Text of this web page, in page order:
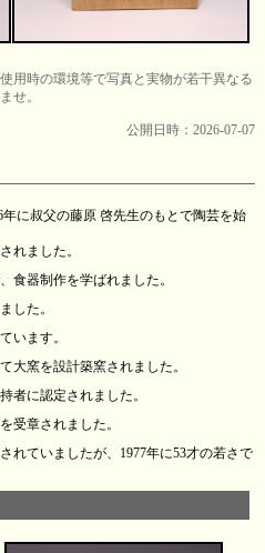
用時の環境等で写真と実物が若干異なる
せ。
公開日時：2026-07-07
に叔父の藤原 啓先生のもとで陶芸を始
れました。
食器制作を学ばれました。
した。
います。
大窯を設計築窯されました。
者に認定されました。
受章されました。
れていましたが、1977年に53才の若さで